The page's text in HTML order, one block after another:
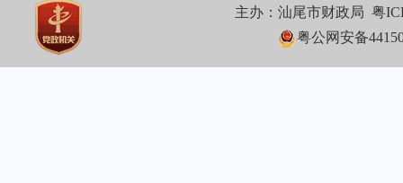
主办：汕尾市财政局粤
粤公网安备